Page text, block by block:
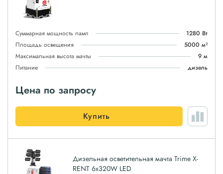
Суммарная мощность ламп
1280 Вт
Площадь освещения
5000 м²
Максимальная высота мачты
9 м
Питание
дизель
Цена по запросу
Купить
Дизельная осветительная мачта Trime X-
RENT 6x320W LED